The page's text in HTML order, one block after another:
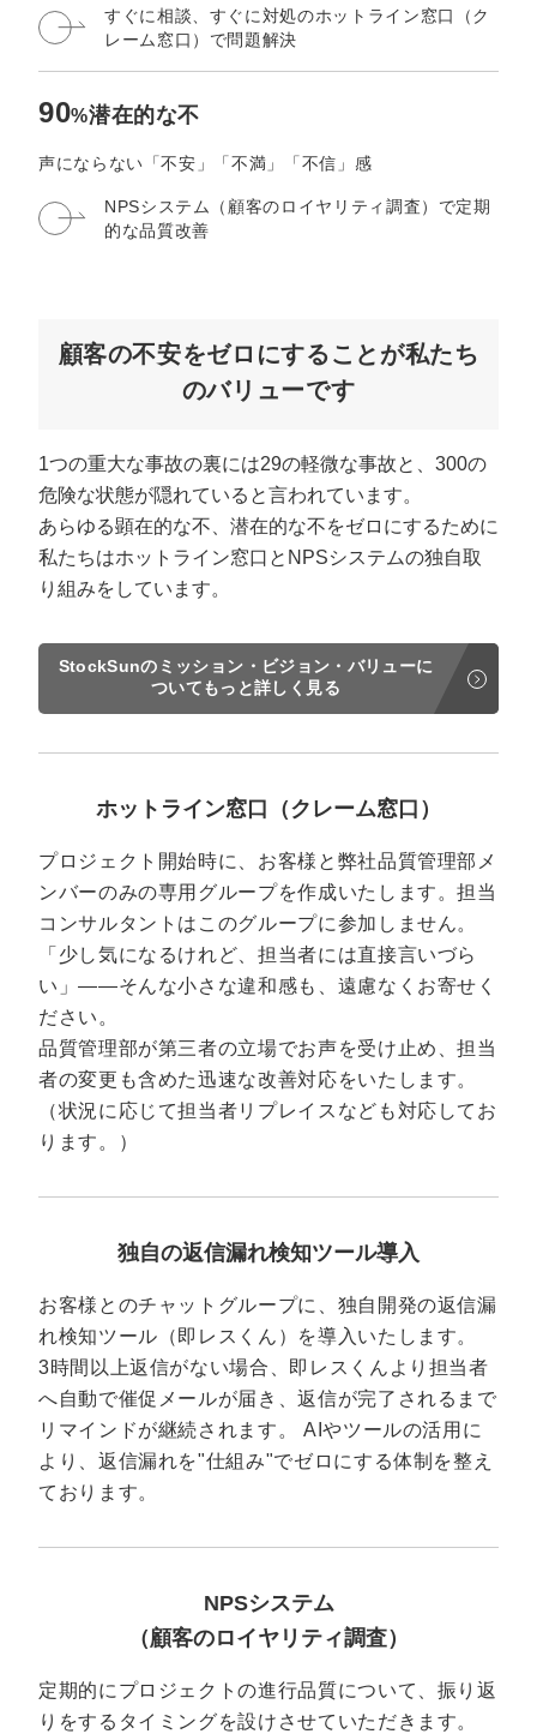
インターン
正社員
マーケマネージャー
常勤監査役
募集要項一覧
すぐに相談、すぐに対処のホットライン窓口（ク
レーム窓口）で問題解決
90%潜在的な不
声にならない「不安」「不満」「不信」感
NPSシステム（顧客のロイヤリティ調査）で定期
的な品質改善
顧客の不安をゼロにすることが私たち
のバリューです
1つの重大な事故の裏には29の軽微な事故と、300の
危険な状態が隠れていると言われています。
あらゆる顕在的な不、潜在的な不をゼロにするために
私たちはホットライン窓口とNPSシステムの独自取
り組みをしています。
StockSunのミッション・ビジョン・バリューに
ついてもっと詳しく見る
ホットライン窓口（クレーム窓口）
プロジェクト開始時に、お客様と弊社品質管理部メ
ンバーのみの専用グループを作成いたします。担当
コンサルタントはこのグループに参加しません。
「少し気になるけれど、担当者には直接言いづら
い」——そんな小さな違和感も、遠慮なくお寄せく
ださい。
品質管理部が第三者の立場でお声を受け止め、担当
者の変更も含めた迅速な改善対応をいたします。
（状況に応じて担当者リプレイスなども対応してお
ります。）
独自の返信漏れ検知ツール導入
お客様とのチャットグループに、独自開発の返信漏
れ検知ツール（即レスくん）を導入いたします。
3時間以上返信がない場合、即レスくんより担当者
へ自動で催促メールが届き、返信が完了されるまで
リマインドが継続されます。 AIやツールの活用に
より、返信漏れを"仕組み"でゼロにする体制を整え
ております。
NPSシステム
（顧客のロイヤリティ調査）
定期的にプロジェクトの進行品質について、振り返
りをするタイミングを設けさせていただきます。